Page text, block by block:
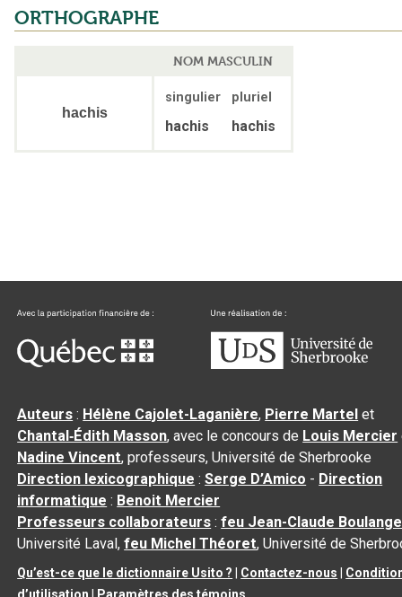
ORTHOGRAPHE
NOM MASCULIN
hachis
singulier pluriel
hachis hachis
Auteurs : Hélène Cajolet-Laganière, Pierre Martel et
Chantal‑Édith Masson, avec le concours de Louis Mercier
Nadine Vincent, professeurs, Université de Sherbrooke
Direction lexicographique :Serge D’Amico - Direction
informatique : Benoit Mercier
Professeurs collaborateurs :feu Jean-Claude
Université Laval,feu Michel Théoret, Université de
Qu’est-ce que le dictionnaire Usito ? Contactez-nous